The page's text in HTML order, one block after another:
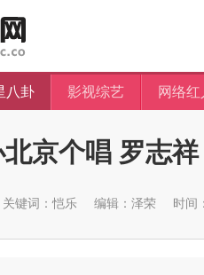
八卦 影视综艺 网络红
京个唱 罗志
关键词：恺乐 编辑：泽荣 时间